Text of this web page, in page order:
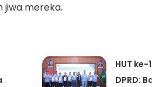
mereka.
HUT ke-
DPRD: